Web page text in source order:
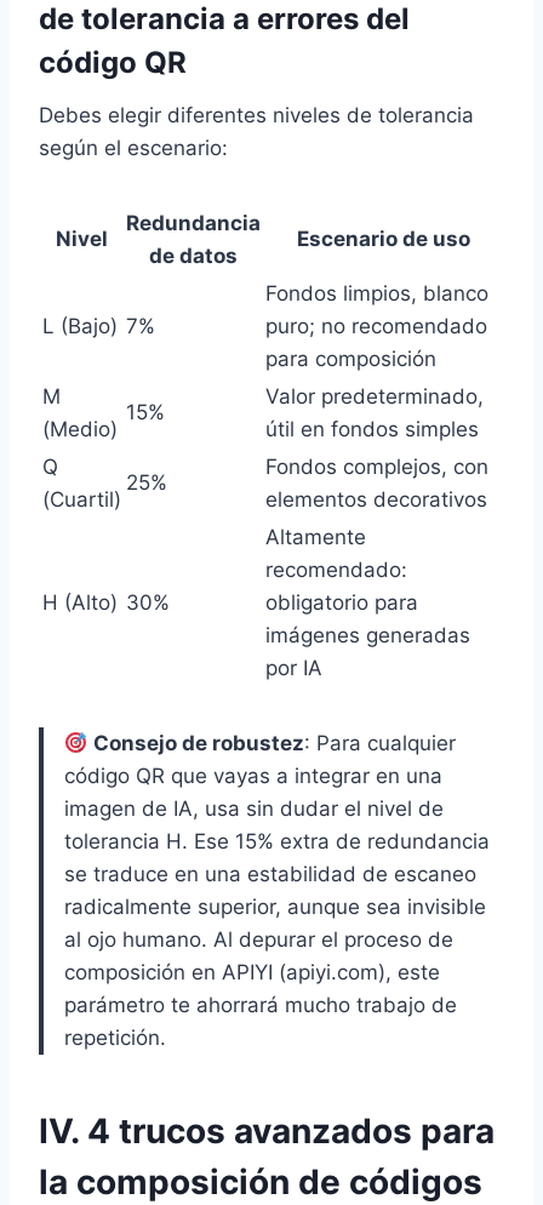
de tolerancia a errores del
código QR
Debes elegir diferentes niveles de tolerancia
según el escenario:
Nivel
Redundancia
de datos
Escenario de uso
L (Bajo) 7%
Fondos limpios, blanco
puro; no recomendado
para composición
M
(Medio)
15%
Valor predeterminado,
útil en fondos simples
Q
(Cuartil)
25%
Fondos complejos, con
elementos decorativos
H (Alto) 30%
Altamente
recomendado:
obligatorio para
imágenes generadas
por IA
Consejo de robustez: Para cualquier
código QR que vayas a integrar en una
imagen de IA, usa sin dudar el nivel de
tolerancia H. Ese 15% extra de redundancia
se traduce en una estabilidad de escaneo
radicalmente superior, aunque sea invisible
al ojo humano. Al depurar el proceso de
composición en APIYI (apiyi.com), este
parámetro te ahorrará mucho trabajo de
repetición.
IV. 4 trucos avanzados para
la composición de códigos